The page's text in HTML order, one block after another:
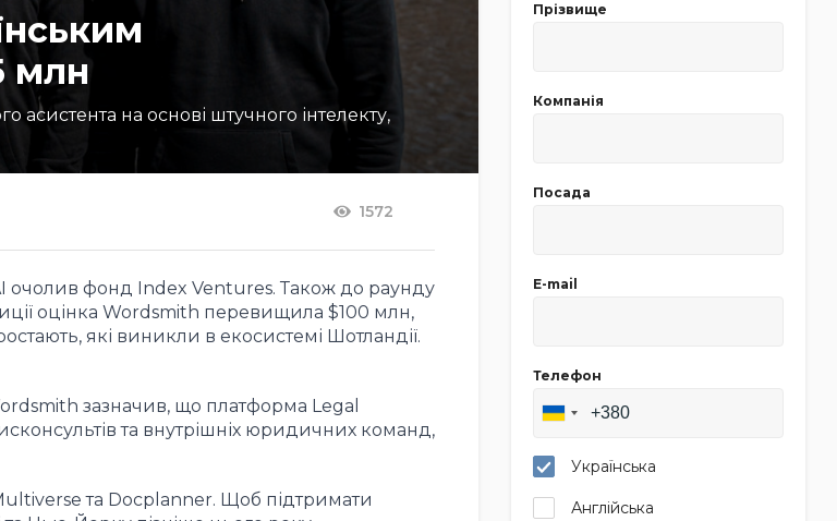
млн
на основі штучного інтелекту,
1572
очолив фонд Index Ventures. Також до раунду
оцінка Wordsmith перевищила $100 млн,
які виникли в екосистемі Шотландії.
зазначив, що платформа Legal
та внутрішніх юридичних команд,
та Docplanner. Щоб підтримати
Прізвище
Компанія
Посада
E-mail
Телефон
Українська
Англійська